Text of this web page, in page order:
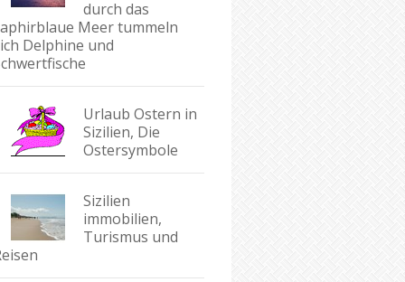
durch das
Meer tummeln
Delphine und
Urlaub Ostern in
Sizilien, Die
Ostersymbole
Sizilien
immobilien,
Turismus und